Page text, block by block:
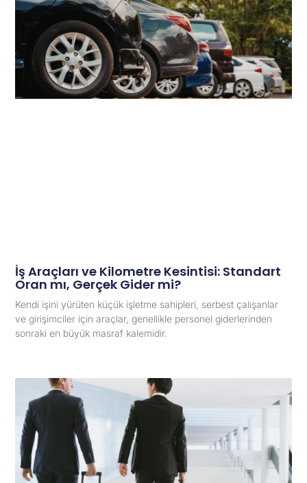
İş Araçları ve Kilometre Kesintisi: Standart
Oran mı, Gerçek Gider mi?
Kendi işini yürüten küçük işletme sahipleri, serbest çalışanlar
ve girişimciler için araçlar, genellikle personel giderlerinden
sonraki en büyük masraf kalemidir.